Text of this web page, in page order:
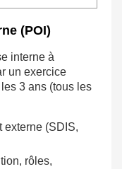
(POI)
interne à
un exercice
3 ans (tous les
externe (SDIS,
rôles,